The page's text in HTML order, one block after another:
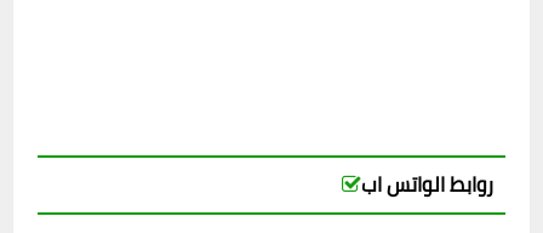
روابط الواتس اب